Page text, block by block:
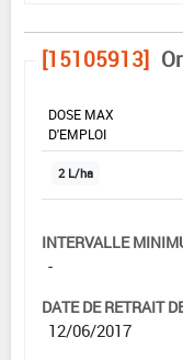
[15105913]
DOSE MAX
D'EMPLOI
2 L/ha
INTERVALLE
-
DATE DE RETRAIT
12/06/2017